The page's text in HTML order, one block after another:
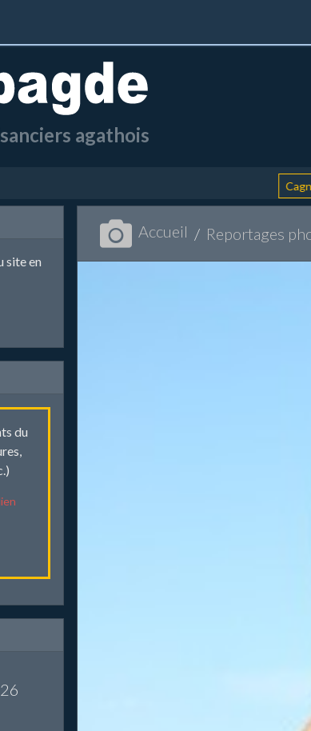
agathois
Cagnotte de
site en
du
Accueil Reportages